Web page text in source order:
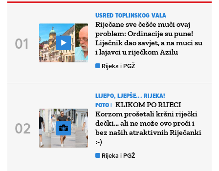
USRED TOPLINSKOG VALA
Riječane sve češće muči ovaj
problem: Ordinacije su pune!
Liječnik dao savjet, a na muci su
i lajavci u riječkom Azilu
Rijeka i PGŽ
LIJEPO, LJEPŠE... RIJEKA!
FOTO | KLIKOM PO RIJECI
Korzom prošetali kršni riječki
dečki… ali ne može ovo proći i
bez naših atraktivnih Riječanki
:-)
Rijeka i PGŽ